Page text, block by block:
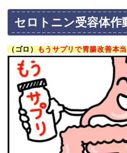
セロトニン受容体作
（ゴロ） もうサプリで胃腸改善本